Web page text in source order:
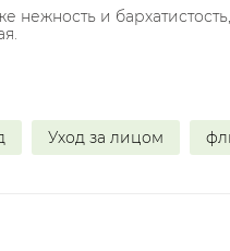
нежность и
Уход за лицом